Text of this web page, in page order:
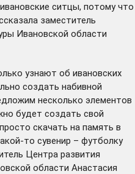
ситцы, потому что
заместитель
Ивановской области
узнают об ивановских
создать набивной
несколько элементов
будет создать свой
скачать на память в
то сувенир – футболку
Центра развития
области Анастасия